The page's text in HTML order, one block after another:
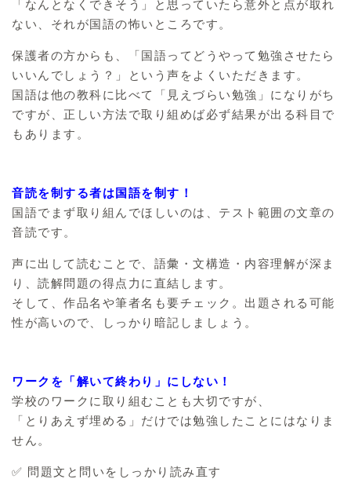
「なんとなくできそう」と思っていたら意外と点が取れ
ない、それが国語の怖いところです。
保護者の方からも、「国語ってどうやって勉強させたら
いいんでしょう？」という声をよくいただきます。
国語は他の教科に比べて「見えづらい勉強」になりがち
ですが、正しい方法で取り組めば必ず結果が出る科目で
もあります。
音読を制する者は国語を制す！
国語でまず取り組んでほしいのは、テスト範囲の文章の
音読です。
声に出して読むことで、語彙・文構造・内容理解が深ま
り、読解問題の得点力に直結します。
そして、作品名や筆者名も要チェック。出題される可能
性が高いので、しっかり暗記しましょう。
ワークを「解いて終わり」にしない！
学校のワークに取り組むことも大切ですが、
「とりあえず埋める」だけでは勉強したことにはなりま
せん。
✅ 問題文と問いをしっかり読み直す